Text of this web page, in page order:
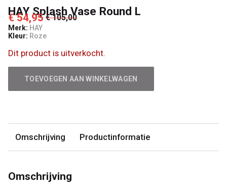
HAY Splash Vase Round L
€ 54,95 € 105,00
Merk: HAY
Kleur: Roze
Dit product is uitverkocht.
TOEVOEGEN AAN WINKELWAGEN
Omschrijving Productinformatie
Omschrijving